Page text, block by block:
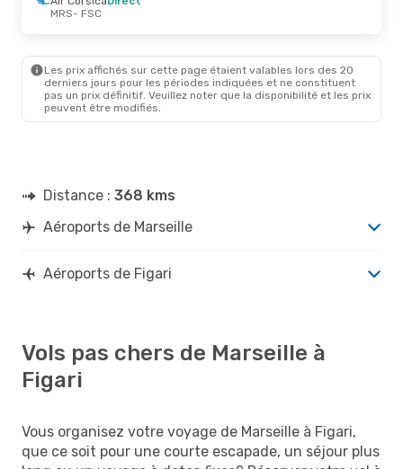
FSC- MRS
Sam. 12 Sept.- Dim. 13 Sept.
Air CorsicaDirect
MRS- FSC
Air CorsicaDirect
FSC- MRS
MRS- FSC
Les prix affichés sur cette page étaient valables lors des 20
derniers jours pour les périodes indiquées et ne constituent
pas un prix définitif. Veuillez noter que la disponibilité et les prix
peuvent être modifiés.
Distance : 368 kms
Aéroports de Marseille
Aéroports de Figari
Vols pas chers de Marseille à
Figari
Vous organisez votre voyage de Marseille à Figari,
que ce soit pour une courte escapade, un séjour plus